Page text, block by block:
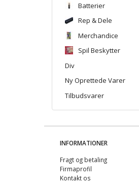
Batterier
Rep & Dele
Merchandice
Spil Beskytter
Div
Ny Oprettede Varer
Tilbudsvarer
INFORMATIONER
Fragt og betaling
Firmaprofil
Kontakt os